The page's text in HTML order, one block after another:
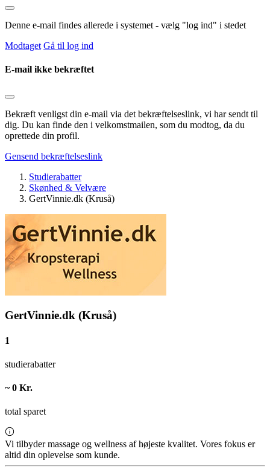
Denne e-mail findes allerede i systemet - vælg "log ind" i stedet
Modtaget Gå til log ind
E-mail ikke bekræftet
Bekræft venligst din e-mail via det bekræftelseslink, vi har sendt til
dig. Du kan finde den i velkomstmailen, som du modtog, da du
oprettede din profil.
Gensend bekræftelseslink
Studierabatter
Skønhed & Velvære
GertVinnie.dk (Kruså)
GertVinnie.dk (Kruså)
1
studierabatter
~ 0 Kr.
total sparet
Vi tilbyder massage og wellness af højeste kvalitet. Vores fokus er
altid din oplevelse som kunde.